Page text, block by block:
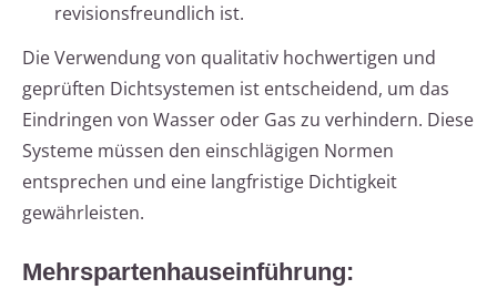
revisionsfreundlich ist.
Die Verwendung von qualitativ hochwertigen und
geprüften Dichtsystemen ist entscheidend, um das
Eindringen von Wasser oder Gas zu verhindern. Diese
Systeme müssen den einschlägigen Normen
entsprechen und eine langfristige Dichtigkeit
gewährleisten.
Mehrspartenhauseinführung: